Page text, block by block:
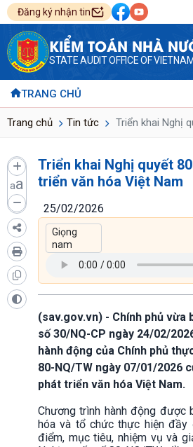
Đăng ký nhận tin
KIỂM TOÁN NHÀ
STATE AUDIT OFFICE OF VIETNAM
TRANG CHỦ
Trang chủ Tin tức Triển khai Nghị
aa
Triển khai Nghị quyết
triển văn hóa Việt Nam
25/02/2026
(sav.gov.vn) - Chính phủ vừa
số 30/NQ-CP ngày 24/02/
hành động của Chính phủ
80-NQ/TW ngày 07/01/2026
phát triển văn hóa Việt Nam.
Chương trình hành động được
hóa và tổ chức thực hiện đầy
điểm, mục tiêu, nhiệm vụ và